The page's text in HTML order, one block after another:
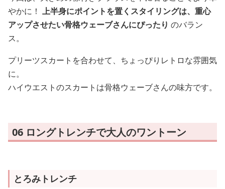
やかに！ 上半身にポイントを置くスタイリングは、重心
アップさせたい骨格ウェーブさんにぴったり のバラン
ス。
プリーツスカートを合わせて、ちょっぴりレトロな雰囲気
に。
ハイウエストのスカートは骨格ウェーブさんの味方です。
06 ロングトレンチで大人のワントーン
とろみトレンチ